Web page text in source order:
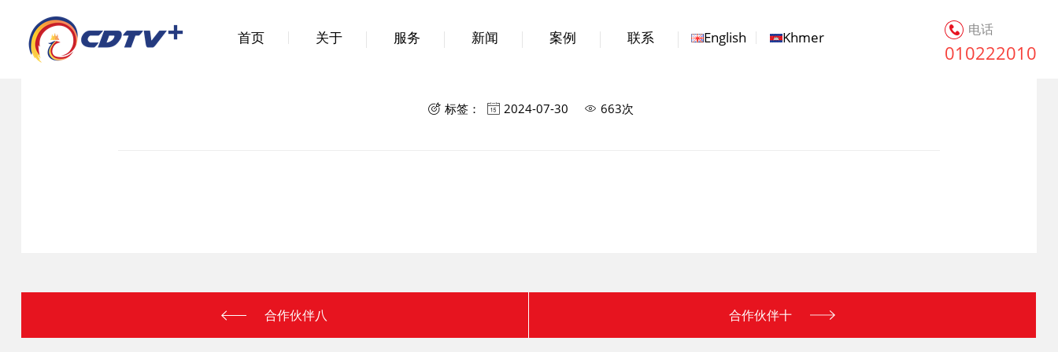
首页 关于 服务 新闻 案例 联系 English Khmer 电话
010222010
 标签：  2024-07-30  663次
合作伙伴八 合作伙伴十